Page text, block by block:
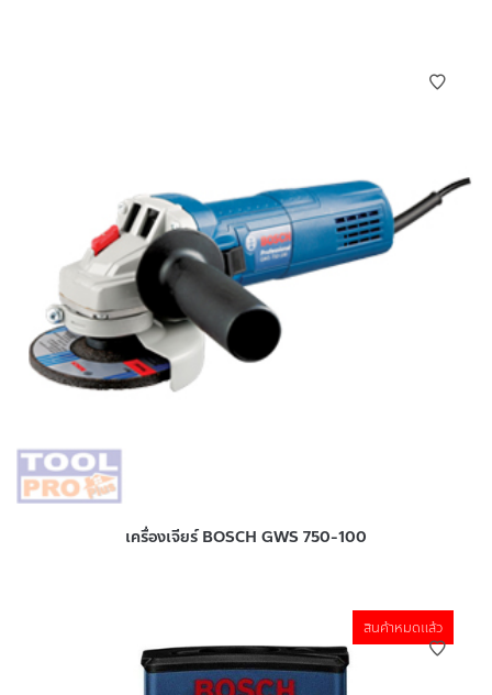
เครื่องเจียร์ BOSCH GWS 750-100
สินค้าหมดแล้ว